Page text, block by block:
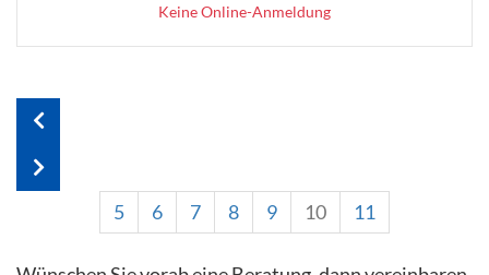
Keine Online-Anmeldung
5 6 7 8 9 10 11